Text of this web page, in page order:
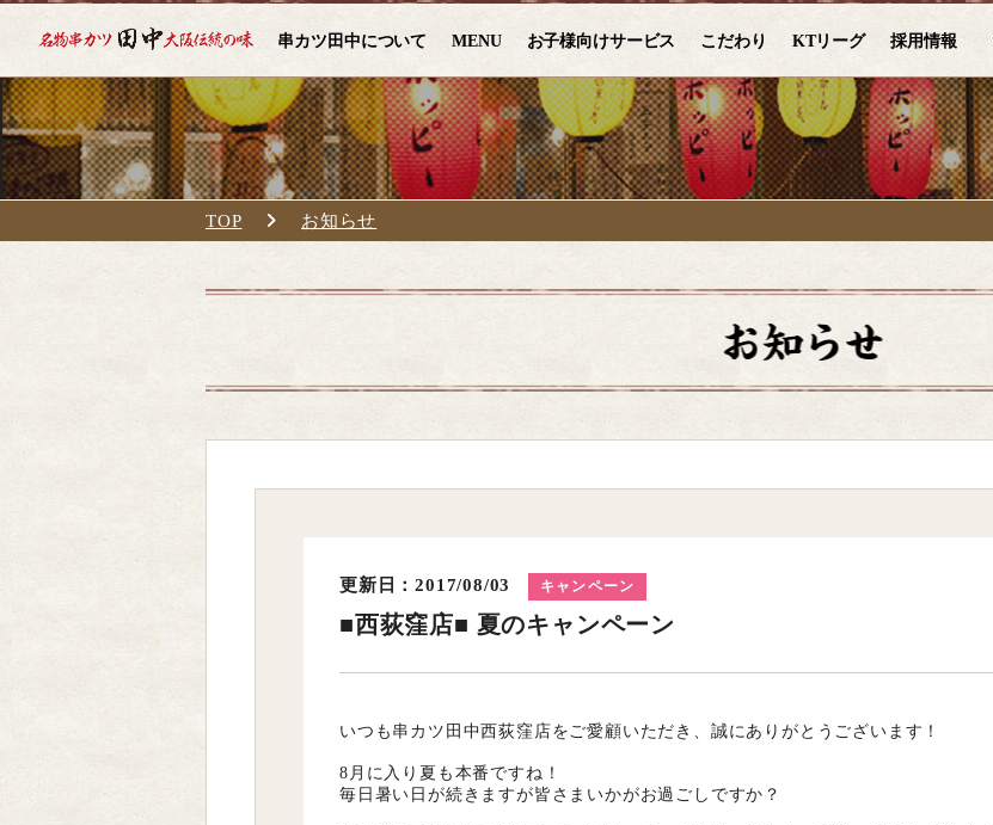
串カツ田中について MENU お子様向けサービス こだわり KTリーグ 採用情報
TOP お知らせ
更新日：2017/08/03 キャンペーン
■西荻窪店■ 夏のキャンペーン
いつも串カツ田中西荻窪店をご愛顧いただき、誠にありがとうございます！
8月に入り夏も本番ですね！
毎日暑い日が続きますが皆さまいかがお過ごしですか？